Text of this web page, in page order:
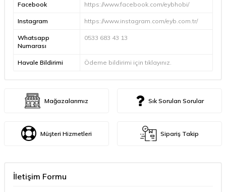
Facebook https://www.facebook.com/eybhobi/
Instagram https://www.instagram.com/eyb.com.tr/
Whatsapp
Numarası
0533 683 43 13
Havale Bildirimi Ödeme bildirimi içintıklayınız.
Mağazalarımız Sık Sorulan Sorular
Müşteri Hizmetleri Sipariş Takip
İletişim Formu